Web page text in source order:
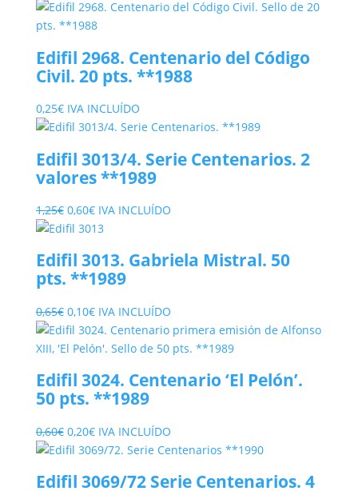
precio
original
0,25€.
precio
actual
0,10€.
Edifil 2968. Centenario del Código
Civil. 20 pts. **1988
0,25€ IVA INCLUÍDO
Edifil 3013/4. Serie Centenarios. 2
valores **1989
1,25€ El
precio
era:
1,25€.
0,60€El
precio
es:
0,60€.
IVA INCLUÍDO
Edifil 3013. Gabriela Mistral. 50
pts. **1989
0,65€ El
precio
original
0,65€.
0,10€El
precio
actual
0,10€.
IVA INCLUÍDO
Edifil 3024. Centenario ‘El Pelón’.
50 pts. **1989
0,60€ El
precio
era:
0,20€El
precio
es:
IVA INCLUÍDO
Edifil 3069/72 Serie Centenarios. 4